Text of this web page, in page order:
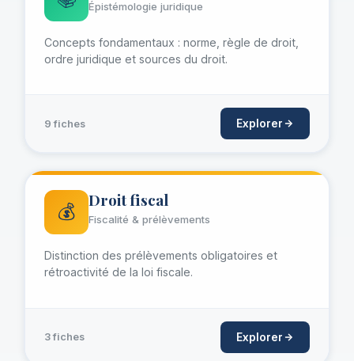
Épistémologie juridique
Concepts fondamentaux : norme, règle de droit,
ordre juridique et sources du droit.
9 fiches Explorer
💰
Droit fiscal
Fiscalité & prélèvements
Distinction des prélèvements obligatoires et
rétroactivité de la loi fiscale.
3 fiches Explorer